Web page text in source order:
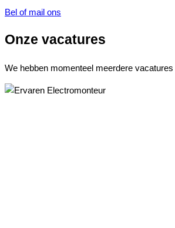
Bel of mail ons
Onze vacatures
We hebben momenteel meerdere